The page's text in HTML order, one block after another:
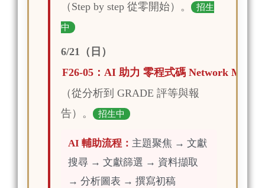
（Step by step 從零開始）。
招生
中
6/21（日）
F26-05：AI 助力 零程式碼 Network Meta-
（從分析到 GRADE 評等與報
告）。
招生中
AI 輔助流程： 主題聚焦 → 文獻
搜尋 → 文獻篩選 → 資料擷取
→ 分析圖表 → 撰寫初稿